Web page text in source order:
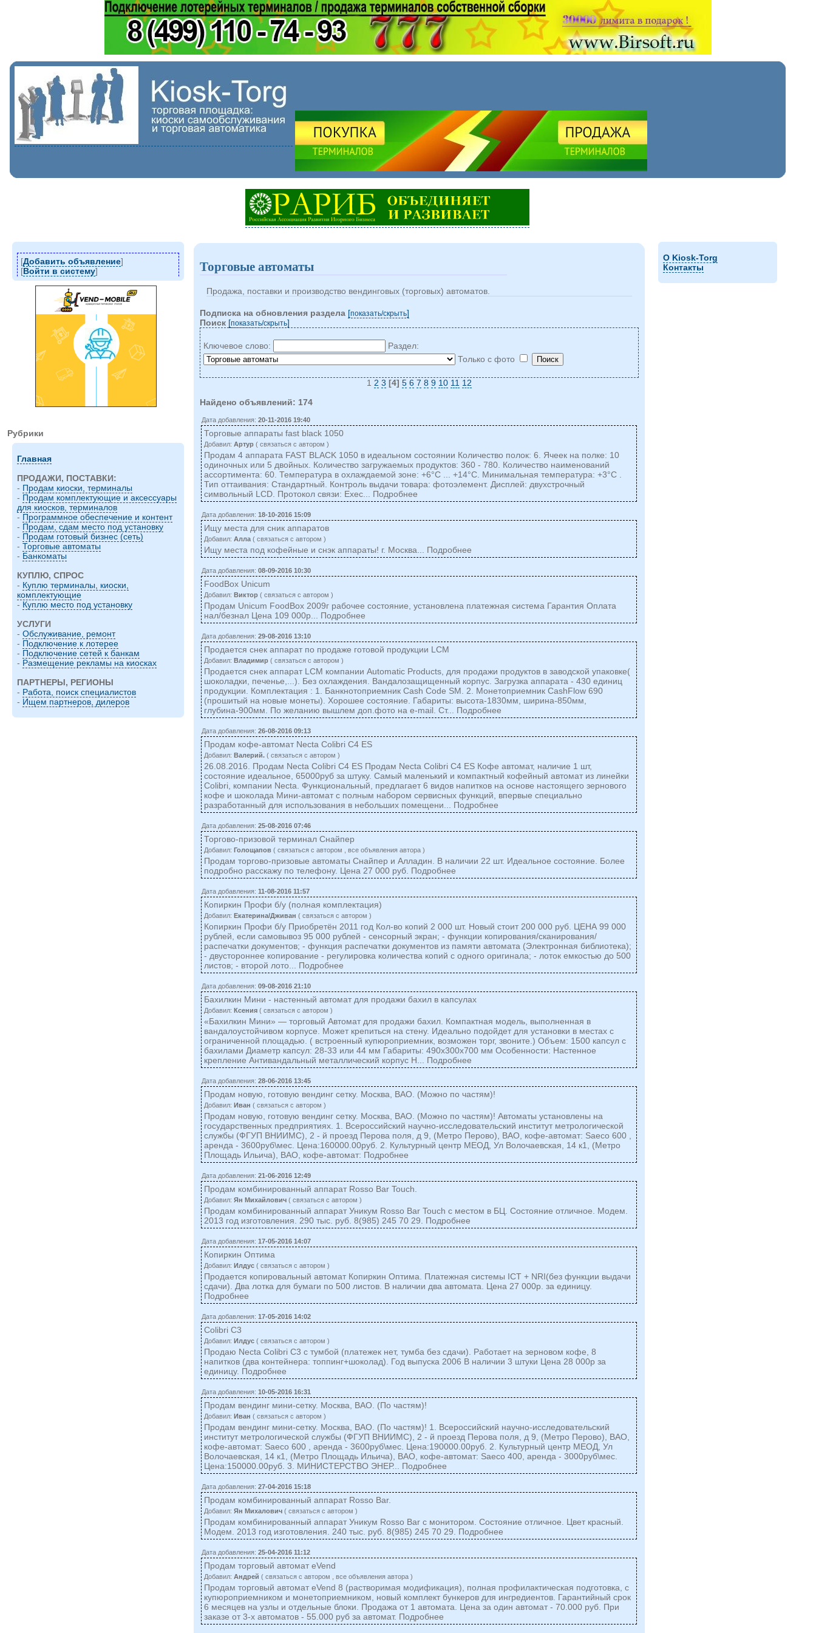
[Добавить объявление]
[Войти в систему]
Рубрики
Главная
ПРОДАЖИ, ПОСТАВКИ:
- Продам киоски, терминалы
- Продам комплектующие и аксессуары
для киосков, терминалов
- Программное обеспечение и контент
- Продам, сдам место под установку
- Продам готовый бизнес (сеть)
- Торговые автоматы
- Банкоматы
КУПЛЮ, СПРОС
- Куплю терминалы, киоски,
комплектующие
- Куплю место под установку
УСЛУГИ
- Обслуживание, ремонт
- Подключение к лотерее
- Подключение сетей к банкам
- Размещение рекламы на киосках
ПАРТНЕРЫ, РЕГИОНЫ
- Работа, поиск специалистов
- Ищем партнеров, дилеров
Торговые автоматы
Продажа, поставки и производство вендинговых (торговых) автоматов.
Подписка на обновления раздела [показать/cкрыть]
Поиск [показать/cкрыть]
Ключевое слово:
Раздел:
Только с фото
1 2 3 [4] 5 6 7 8 9 10 11 12
Найдено объявлений: 174
Дата добавления:20-11-2016 19:40
Торговые аппараты fast black 1050
Добавил:Артур ( cвязаться c автором )
Продам 4 аппарата FAST BLACK 1050 в идеальном состоянии Количество полок: 6. Ячеек на полке: 10
одиночных или 5 двойных. Количество загружаемых продуктов: 360 - 780. Количество наименований
ассортимента: 60. Температура в охлаждаемой зоне: +6°С ... +14°С. Минимальная температура: +3°С .
Тип оттаивания: Стандартный. Контроль выдачи товара: фотоэлемент. Дисплей: двухстрочный
символьный LCD. Протокол связи: Exec... Подробнее
Дата добавления:18-10-2016 15:09
Ищу места для сник аппаратов
Добавил:Алла ( cвязаться c автором )
Ищу места под кофейные и снэк аппараты! г. Москва... Подробнее
Дата добавления:08-09-2016 10:30
FoodBox Unicum
Добавил:Виктор ( cвязаться c автором )
Продам Unicum FoodBox 2009г рабочее состояние, установлена платежная система Гарантия Оплата
нал/безнал Цена 109 000р... Подробнее
Дата добавления:29-08-2016 13:10
Продается снек аппарат по продаже готовой продукции LCM
Добавил:Владимир ( cвязаться c автором )
Продается снек аппарат LCM компании Automatic Products, для продажи продуктов в заводской упаковке(
шоколадки, печенье,...). Без охлаждения. Вандалозащищенный корпус. Загрузка аппарата - 430 единиц
продукции. Комплектация : 1. Банкнотоприемник Cash Code SM. 2. Монетоприемник CashFlow 690
(прошитый на новые монеты). Хорошее состояние. Габариты: высота-1830мм, ширина-850мм,
глубина-900мм. По желанию вышлем доп.фото на e-mail. Ст... Подробнее
Дата добавления:26-08-2016 09:13
Продам кофе-автомат Necta Colibri C4 ES
Добавил:Валерий. ( cвязаться c автором )
26.08.2016. Продам Necta Colibri C4 ES Продам Necta Colibri C4 ES Кофе автомат, наличие 1 шт,
состояние идеальное, 65000руб за штуку. Самый маленький и компактный кофейный автомат из линейки
Colibri, компании Necta. Функциональный, предлагает 6 видов напитков на основе настоящего зернового
кофе и шоколада Мини-автомат с полным набором сервисных функций, впервые специально
разработанный для использования в небольших помещени... Подробнее
Дата добавления:25-08-2016 07:46
Торгово-призовой терминал Снайпер
Добавил:Голощапов ( cвязаться c автором , все объявления автора )
Продам торгово-призовые автоматы Снайпер и Алладин. В наличии 22 шт. Идеальное состояние. Более
подробно расскажу по телефону. Цена 27 000 руб. Подробнее
Дата добавления:11-08-2016 11:57
Копиркин Профи б/у (полная комплектация)
Добавил:Екатерина/Дживан ( cвязаться c автором )
Копиркин Профи б/у Приобретён 2011 год Кол-во копий 2 000 шт. Новый стоит 200 000 руб. ЦЕНА 99 000
рублей, если самовывоз 95 000 рублей - сенсорный экран; - функции копирования/сканирования/
распечатки документов; - функция распечатки документов из памяти автомата (Электронная библиотека);
- двустороннее копирование - регулировка количества копий с одного оригинала; - лоток емкостью до 500
листов; - второй лото... Подробнее
Дата добавления:09-08-2016 21:10
Бахилкин Мини - настенный автомат для продажи бахил в капсулах
Добавил:Ксения ( cвязаться c автором )
«Бахилкин Мини» — торговый Автомат для продажи бахил. Компактная модель, выполненная в
вандалоустойчивом корпусе. Может крепиться на стену. Идеально подойдет для установки в местах с
ограниченной площадью. ( встроенный купюроприемник, возможен торг, звоните.) Объем: 1500 капсул с
бахилами Диаметр капсул: 28-33 или 44 мм Габариты: 490x300x700 мм Особенности: Настенное
крепление Антивандальный металлический корпус Н... Подробнее
Дата добавления:28-06-2016 13:45
Продам новую, готовую вендинг сетку. Москва, ВАО. (Можно по частям)!
Добавил:Иван ( cвязаться c автором )
Продам новую, готовую вендинг сетку. Москва, ВАО. (Можно по частям)! Автоматы установлены на
государственных предприятиях. 1. Всероссийский научно-исследовательский институт метрологической
службы (ФГУП ВНИИМС), 2 - й проезд Перова поля, д 9, (Метро Перово), ВАО, кофе-автомат: Saeco 600 ,
аренда - 3600руб\мес. Цена:160000.00руб. 2. Культурный центр МЕОД, Ул Волочаевская, 14 к1, (Метро
Площадь Ильича), ВАО, кофе-автомат: Подробнее
Дата добавления:21-06-2016 12:49
Продам комбинированный аппарат Rosso Bar Touch.
Добавил:Ян Михайлович ( cвязаться c автором )
Продам комбинированный аппарат Уникум Rosso Bar Touch с местом в БЦ. Состояние отличное. Модем.
2013 год изготовления. 290 тыс. руб. 8(985) 245 70 29. Подробнее
Дата добавления:17-05-2016 14:07
Копиркин Оптима
Добавил:Илдус ( cвязаться c автором )
Продается копировальный автомат Копиркин Оптима. Платежная системы ICT + NRI(без функции выдачи
сдачи). Два лотка для бумаги по 500 листов. В наличии два автомата. Цена 27 000р. за единицу.
Подробнее
Дата добавления:17-05-2016 14:02
Colibri C3
Добавил:Илдус ( cвязаться c автором )
Продаю Necta Colibri C3 с тумбой (платежек нет, тумба без сдачи). Работает на зерновом кофе, 8
напитков (два контейнера: топпинг+шоколад). Год выпуска 2006 В наличии 3 штуки Цена 28 000р за
единицу. Подробнее
Дата добавления:10-05-2016 16:31
Продам вендинг мини-сетку. Москва, ВАО. (По частям)!
Добавил:Иван ( cвязаться c автором )
Продам вендинг мини-сетку. Москва, ВАО. (По частям)! 1. Всероссийский научно-исследовательский
институт метрологической службы (ФГУП ВНИИМС), 2 - й проезд Перова поля, д 9, (Метро Перово), ВАО,
кофе-автомат: Saeco 600 , аренда - 3600руб\мес. Цена:190000.00руб. 2. Культурный центр МЕОД, Ул
Волочаевская, 14 к1, (Метро Площадь Ильича), ВАО, кофе-автомат: Saeco 400, аренда - 3000руб\мес.
Цена:150000.00руб. 3. МИНИСТЕРСТВО ЭНЕР... Подробнее
Дата добавления:27-04-2016 15:18
Продам комбинированный аппарат Rosso Bar.
Добавил:Ян Михалович ( cвязаться c автором )
Продам комбинированный аппарат Уникум Rosso Bar с монитором. Состояние отличное. Цвет красный.
Модем. 2013 год изготовления. 240 тыс. руб. 8(985) 245 70 29. Подробнее
Дата добавления:25-04-2016 11:12
Продам торговый автомат eVend
Добавил:Андрей ( cвязаться c автором , все объявления автора )
Продам торговый автомат eVend 8 (растворимая модификация), полная профилактическая подготовка, с
купюроприемником и монетоприемником, новый комплект бункеров для ингредиентов. Гарантийный срок
6 месяцев на узлы и отдельные блоки. Продажа от 1 автомата. Цена за один автомат - 70.000 руб. При
заказе от 3-х автоматов - 55.000 руб за автомат. Подробнее
О Kiosk-Torg
Контакты